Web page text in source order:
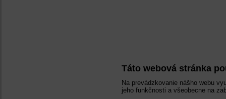
Táto webová stránka
Na prevádzkovanie nášho webu
jeho funkčnosti a všeobecne na